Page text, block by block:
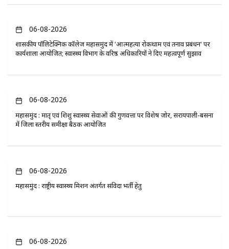
06-08-2026
​शासकीय पॉलिटेक्निक कॉलेज महासमुंद में 'आत्महत्या रोकथाम एवं तनाव प्रबंधन' पर
कार्यशाला आयोजित; स्वास्थ्य विभाग के वरिष्ठ अधिकारियों ने दिए महत्वपूर्ण सुझाव
06-08-2026
महासमुंद : मातृ एवं शिशु स्वास्थ्य सेवाओं की गुणवत्ता पर विशेष जोर, सरायपाली-बसना
में जिला स्तरीय समीक्षा बैठक आयोजित
06-08-2026
महासमुंद : राष्ट्रीय स्वास्थ्य मिशन अंतर्गत संविदा भर्ती हेतु
06-08-2026